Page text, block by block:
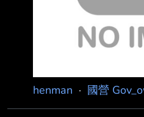
henman · 國營